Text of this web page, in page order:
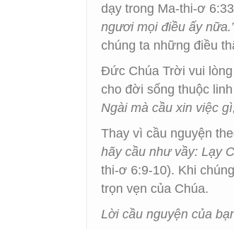
dạy trong Ma-thi-ơ
ngươi mọi điều ấy
chúng ta những điều
Đức Chúa Trời vui
cho đời sống thuộc
Ngài mà cầu xin việc
Thay vì cầu nguyện
hãy cầu như vầy: Lạy
thi-ơ 6:9-10). Khi
trọn vẹn của Chúa.
Lời cầu nguyện của